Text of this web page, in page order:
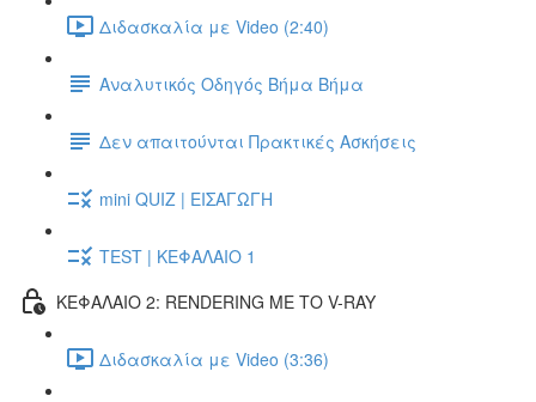
Διδασκαλία με Video (2:40)
Αναλυτικός Οδηγός Βήμα Βήμα
Δεν απαιτούνται Πρακτικές Ασκήσεις
mini QUIZ | ΕΙΣΑΓΩΓΗ
TEST | ΚΕΦΑΛΑΙΟ 1
ΚΕΦΑΛΑΙΟ 2: RENDERING ΜΕ ΤΟ V-RAY
Διδασκαλία με Video (3:36)